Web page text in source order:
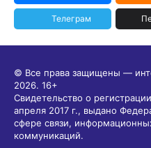
Телеграм
© Все права защищены —
2026. 16+
Свидетельство о
апреля 2017 г., выдано
сфере связи,
коммуникаций.